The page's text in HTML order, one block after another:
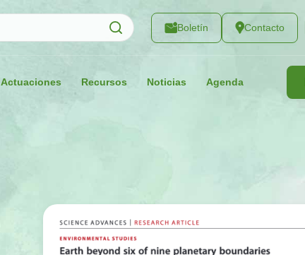
Boletín Contacto
Actuaciones Recursos Noticias Agenda